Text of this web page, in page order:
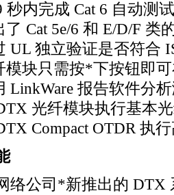
秒内完成 Cat 6 自动测
了 Cat 5e/6 和 E/D/F 类
UL 独立验证是否符合
模块只需按*下按钮即
LinkWare 报告软件分
光纤模块执行基本
Compact OTDR 执
络公司 *新推出的 DTX